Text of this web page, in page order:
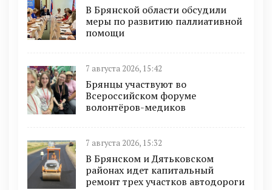
В Брянской области обсудили
меры по развитию паллиативной
помощи
7 августа 2026, 15:42
Брянцы участвуют во
Всероссийском форуме
волонтёров-медиков
7 августа 2026, 15:32
В Брянском и Дятьковском
районах идет капитальный
ремонт трех участков автодороги